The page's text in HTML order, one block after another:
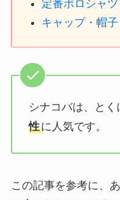
定番ポロシャツ
キャップ・帽子
シナコバは、とく
性に人気です。
この記事を参考に、